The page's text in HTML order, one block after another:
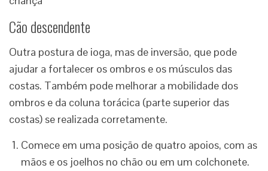
Cão descendente
Outra postura de ioga, mas de inversão, que pode
ajudar a fortalecer os ombros e os músculos das
costas. Também pode melhorar a mobilidade dos
ombros e da coluna torácica (parte superior das
costas) se realizada corretamente.
Comece em uma posição de quatro apoios, com as
mãos e os joelhos no chão ou em um colchonete.